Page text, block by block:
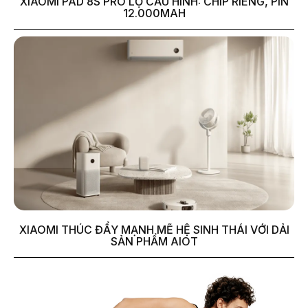
12.000MAH
XIAOMI THÚC ĐẨY MẠNH MẼ HỆ SINH THÁI VỚI DẢI
SẢN PHẨM AIOT